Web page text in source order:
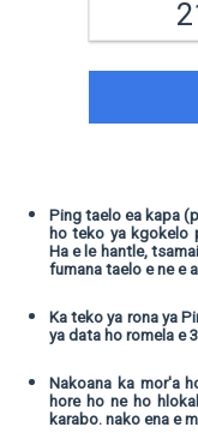
Ping taelo ea kapa
ho teko ya kgokelo
Ha e le hantle,
fumana taelo e ne e
Ka teko ya rona ya
ya data ho romela e
Nakoana ka mor'a
hore ho ne ho
karabo. nako ena e